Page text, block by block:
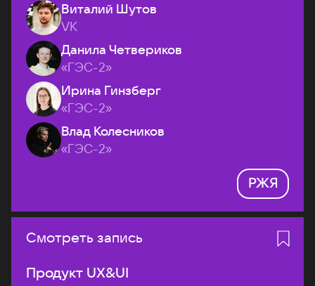
Виталий Шутов
VK
Данила Четвериков
«ГЭС-2»
Ирина Гинзберг
«ГЭС-2»
Влад Колесников
«ГЭС-2»
РЖЯ
Смотреть запись
Продукт UX&UI